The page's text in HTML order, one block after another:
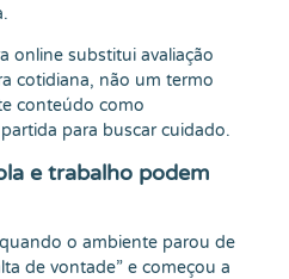
online substitui avaliação
cotidiana, não um termo
conteúdo como
para buscar cuidado.
e trabalho podem
o ambiente parou de
de vontade” e começou a